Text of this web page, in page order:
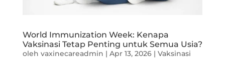
World Immunization Week: Kenapa
Vaksinasi Tetap Penting untuk Semua Usia?
oleh vaxinecareadmin | Apr 13, 2026| Vaksinasi